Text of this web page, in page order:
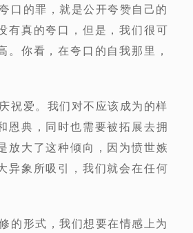
口的罪，就是公开夸赞自己的
有真的夸口，但是，我们很可
你看，在夸口的自我那里，
祝爱。我们对不应该成为的样
恩典，同时也需要被拓展去拥
放大了这种倾向，因为愤世嫉
异象所吸引，我们就会在任何
的形式，我们想要在情感上为